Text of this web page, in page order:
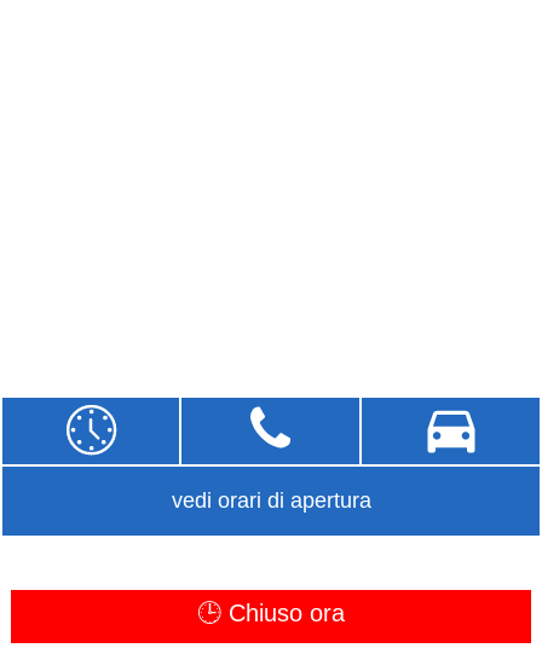
vedi orari di apertura
🕒 Chiuso ora